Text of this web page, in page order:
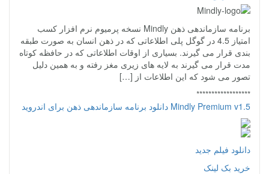
برنامه سازماندهی ذهن Mindly نسخه پرمیوم نرم افزار کسب
امتیاز 4.5 در گوگل پلی اطلاعاتی که در ذهن انسان به صورت طبقه
بندی قرار می گیرند. بسیاری از اوقات اطلاعاتی که در حافظه کوتاه
مدت قرار می گیرند به لایه های زیری مغز رفته و به همین دلیل
تصور می شود که این اطلاعات از […]
******************
Mindly Premium v1.5 دانلود برنامه سازماندهی ذهن برای اندروید
دانلود فیلم جدید
خرید بک لینک